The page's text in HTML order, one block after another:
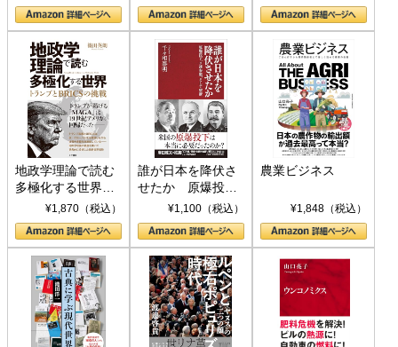
地政学理論で読む
多極化する世界：
トランプとBRICS
の挑戦
¥1,870（税込）
誰が日本を降伏さ
せたか 原爆投
下、ソ連参戦、そ
して聖断 (PHP新
書)
¥1,100（税込）
農業ビジネス
¥1,848（税込）